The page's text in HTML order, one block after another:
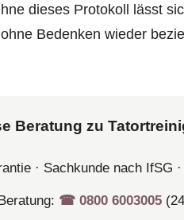
dieses Protokoll lässt
Bedenken wieder
Beratung zu
· Sachkunde nach IfSG
☎︎ 0800 6003005